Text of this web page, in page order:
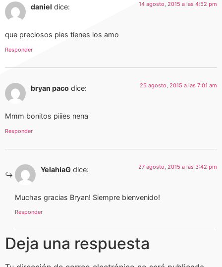
daniel dice: 14 agosto, 2015 a las 4:52 pm
que preciosos pies tienes los amo
Responder
bryan paco dice: 25 agosto, 2015 a las 7:01 am
Mmm bonitos piiies nena
Responder
YelahiaG dice: 27 agosto, 2015 a las 3:42 pm
Muchas gracias Bryan! Siempre bienvenido!
Responder
Deja una respuesta